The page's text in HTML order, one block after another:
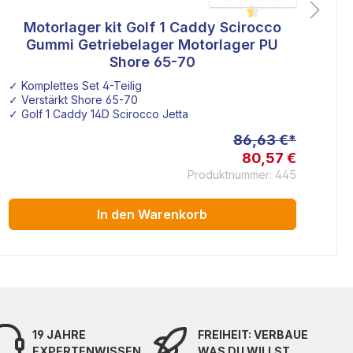
von 4.9 von 5 Sternen Durchschnittliche
Motorlager kit Golf 1 Caddy Scirocco
Gummi Getriebelager Motorlager PU
Shore 65-70
✓ Komplettes Set 4-Teilig
✓ Verstärkt Shore 65-70
✓ Golf 1 Caddy 14D Scirocco Jetta
86,63 €*
80,57 €
Produktnummer: 445
In den Warenkorb
19 JAHRE
FREIHEIT: VERBAUE